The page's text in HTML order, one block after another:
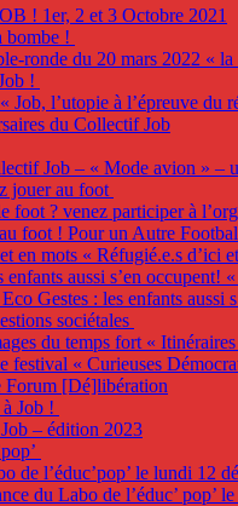
! 1er, 2 et 3 Octobre 2021
bombe !
ronde du 20 mars 2022 «
!
Job, l’utopie à l’épreuve du
du Collectif Job
Job – « Mode avion » –
jouer au foot
foot ? venez participer à
foot ! Pour un Autre
en mots « Réfugié.e.s d’ici
aussi s’en occupent! «
Gestes : les enfants aussi
sociétales
du temps fort «
festival « Curieuses
Forum [Dé]libération
Job !
– édition 2023
de l’éduc’pop’ le lundi 12
du Labo de l’éduc’ pop’